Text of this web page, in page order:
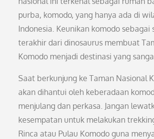
purba, komodo, yang hanya ada di
Indonesia. Keunikan komodo sebagai
terakhir dari dinosaurus membuat
Komodo menjadi destinasi yang
Saat berkunjung ke Taman Nasional
akan dihantui oleh keberadaan
menjulang dan perkasa. Jangan
kesempatan untuk melakukan
Rinca atau Pulau Komodo guna